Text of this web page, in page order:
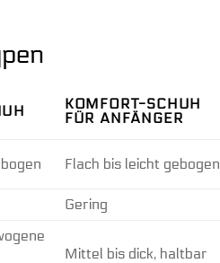
KOMFORT-SCHUH
FÜR ANFÄNGER
Flach bis leicht gebogen
Gering
Mittel bis dick, haltbar